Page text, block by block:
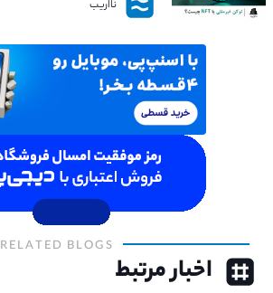
نااریب
RELATED BLOGS
اخبار مرتبط